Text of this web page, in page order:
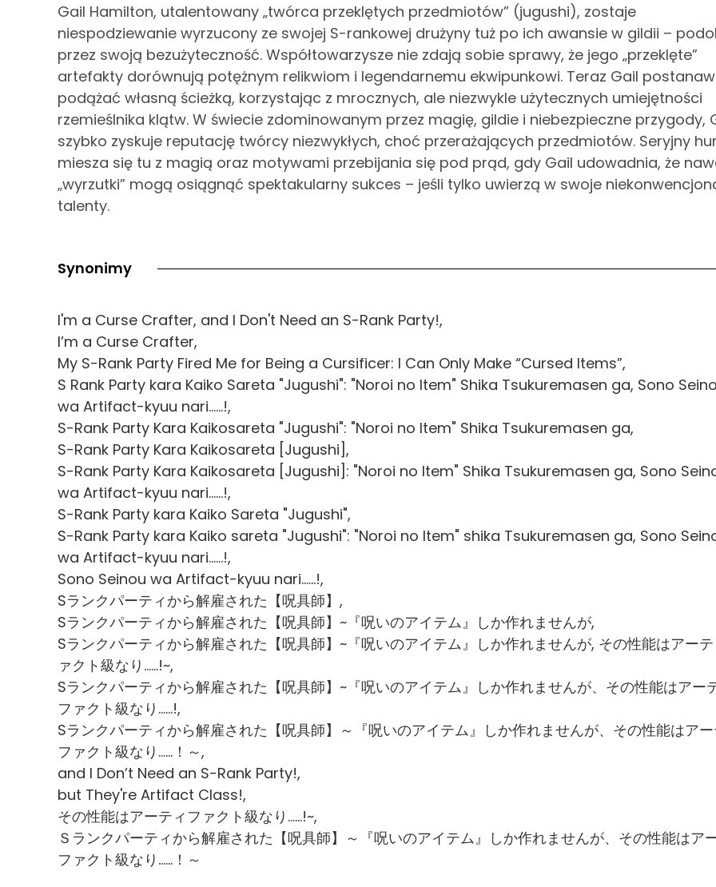
Gail Hamilton, utalentowany „twórca przeklętych przedmiotów” (jugushi), zostaje
niespodziewanie wyrzucony ze swojej S-rankowej drużyny tuż po ich awansie w gildii –
przez swoją bezużyteczność. Współtowarzysze nie zdają sobie sprawy, że jego „przeklęte”
artefakty dorównują potężnym relikwiom i legendarnemu ekwipunkowi. Teraz Gail
podążać własną ścieżką, korzystając z mrocznych, ale niezwykle użytecznych umiejętności
rzemieślnika klątw. W świecie zdominowanym przez magię, gildie i niebezpieczne przygody,
szybko zyskuje reputację twórcy niezwykłych, choć przerażających przedmiotów. Seryjny
miesza się tu z magią oraz motywami przebijania się pod prąd, gdy Gail udowadnia, że
„wyrzutki” mogą osiągnąć spektakularny sukces – jeśli tylko uwierzą w swoje
talenty.
Synonimy
I'm a Curse Crafter, and I Don't Need an S-Rank Party!,
I’m a Curse Crafter,
My S-Rank Party Fired Me for Being a Cursificer: I Can Only Make “Cursed Items”,
S Rank Party kara Kaiko Sareta "Jugushi": "Noroi no Item" Shika Tsukuremasen ga, Sono
wa Artifact-kyuu nari......!,
S-Rank Party Kara Kaikosareta "Jugushi": "Noroi no Item" Shika Tsukuremasen ga,
S-Rank Party Kara Kaikosareta [Jugushi],
S-Rank Party Kara Kaikosareta [Jugushi]: "Noroi no Item" Shika Tsukuremasen ga, Sono
wa Artifact-kyuu nari......!,
S-Rank Party kara Kaiko Sareta "Jugushi",
S-Rank Party kara Kaiko sareta "Jugushi": "Noroi no Item" shika Tsukuremasen ga, Sono
wa Artifact-kyuu nari......!,
Sono Seinou wa Artifact-kyuu nari......!,
Sランクパーティから解雇された【呪具師】,
Sランクパーティから解雇された【呪具師】~『呪いのアイテム』しか作れませんが,
Sランクパーティから解雇された【呪具師】~『呪いのアイテム』しか作れませんが, その性能はアー
ァクト級なり......!~,
Sランクパーティから解雇された【呪具師】~『呪いのアイテム』しか作れませんが、その性能はアー
ファクト級なり……!,
Sランクパーティから解雇された【呪具師】～『呪いのアイテム』しか作れませんが、その性能はアー
ファクト級なり……！～,
and I Don’t Need an S-Rank Party!,
but They're Artifact Class!,
その性能はアーティファクト級なり......!~,
Ｓランクパーティから解雇された【呪具師】～『呪いのアイテム』しか作れませんが、その性能はア
ファクト級なり……！～